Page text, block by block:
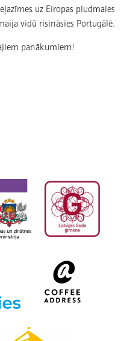
uz Eiropas pludmales
vidū risināsies Portugālē.
panākumiem!